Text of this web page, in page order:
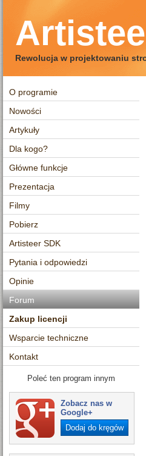
Rewolucja w projektowaniu
O programie
Nowości
Artykuły
Dla kogo?
Główne funkcje
Prezentacja
Filmy
Pobierz
Artisteer SDK
Pytania i odpowiedzi
Opinie
Forum
Zakup licencji
Wsparcie techniczne
Kontakt
Poleć ten program innym
Zobacz nas w
Google+
Dodaj do kręgów